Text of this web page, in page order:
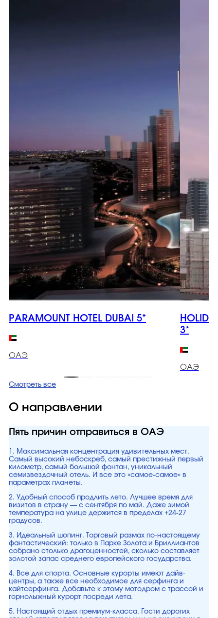
PARAMOUNT HOTEL DUBAI 5*
ОАЭ
3*
ОАЭ
Смотреть все
О направлении
Пять причин отправиться в ОАЭ
1. Максимальная концентрация удивительных мест.
Самый высокий небоскреб, самый престижный первый
километр, самый большой фонтан, уникальный
семизвездочный отель. И все это «самое-самое» в
параметрах планеты.
2. Удобный способ продлить лето. Лучшее время для
визитов в страну — с сентября по май. Даже зимой
температура на улице держится в пределах +24-27
градусов.
3. Идеальный шопинг. Торговый размах по-настоящему
фантастический: только в Парке Золота и Бриллиантов
собрано столько драгоценностей, сколько составляет
золотой запас среднего европейского государства.
4. Все для спорта. Основные курорты имеют дайв-
центры, а также все необходимое для серфинга и
кайтсерфинга. Добавьте к этому мотодром с трассой и
горнолыжный курорт посреди лета.
5. Настоящий отдых премиум-класса. Гости дорогих